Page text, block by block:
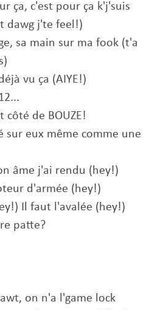
ça, c'est pour ça k'j'suis
dawg j'te feel!)
sa main sur ma fook (t'a
vu ça (AIYE!)
de BOUZE!
sur eux même comme une
âme j'ai rendu (hey!)
d'armée (hey!)
Il faut l'avalée (hey!)
patte?
on n'a l'game lock